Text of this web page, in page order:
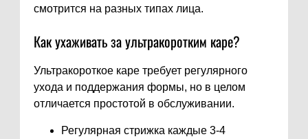
смотрится на разных типах лица.
Как ухаживать за ультракоротким каре?
Ультракороткое каре требует регулярного
ухода и поддержания формы, но в целом
отличается простотой в обслуживании.
Регулярная стрижка каждые 3-4